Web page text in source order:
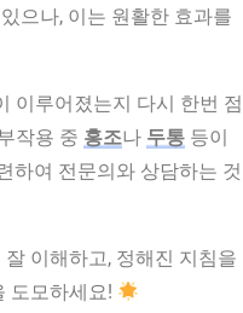
으나, 이는 원활한 효과를
이루어졌는지 다시 한번 점
작용 중 홍조나 두통 등이
하여 전문의와 상담하는 것
이해하고, 정해진 지침을
도모하세요!